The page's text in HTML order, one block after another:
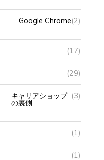
Google Chrome (2)
(17)
(29)
キャリアショップ
の裏側
(3)
(1)
(1)